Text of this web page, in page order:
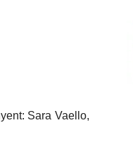
Sara Vaello,